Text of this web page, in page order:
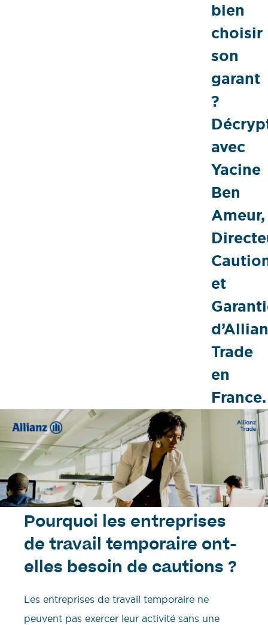
bien
choisir
son
garant
?
avec
Yacine
Ben
Ameur,
et
Trade
en
France.
Pourquoi les entreprises
de travail temporaire ont-
elles besoin de cautions ?
Les entreprises de travail temporaire ne
peuvent pas exercer leur activité sans une